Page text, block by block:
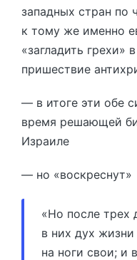
западных стран по
к тому же именно
«загладить грехи»
пришествие
— в итоге эти обе
время решающей
Израиле
— но «воскреснут»
«Но после трех
в них дух
на ноги свои; и